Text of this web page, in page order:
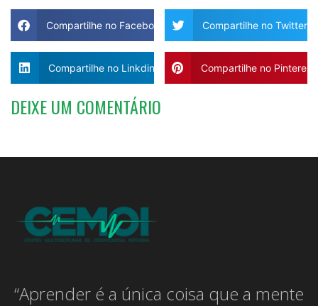
Compartilhe no Facebook Compartilhe no Twitter
Compartilhe no Linkdin Compartilhe no Pinterest
DEIXE UM COMENTÁRIO
“Aprender é a única coisa que a mente